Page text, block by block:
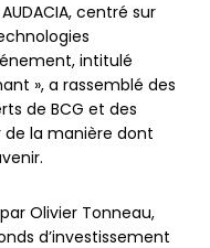
centré sur
intitulé
», a rassemblé des
de BCG et des
de la manière dont
Olivier Tonneau,
d’investissement